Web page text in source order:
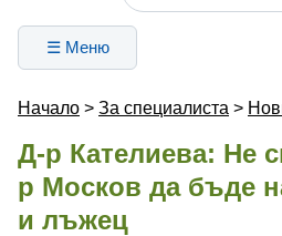
☰ Меню
Начало > За специалиста >
Д-р Кателиева: Не
р Москов да бъде
и лъжец